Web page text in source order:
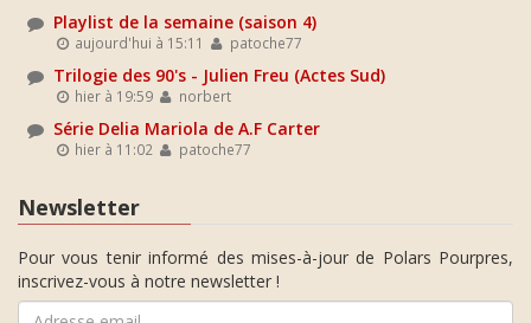
Playlist de la semaine (saison 4)
aujourd'hui à 15:11 patoche77
Trilogie des 90's - Julien Freu (Actes Sud)
hier à 19:59 norbert
Série Delia Mariola de A.F Carter
hier à 11:02 patoche77
Newsletter
Pour vous tenir informé des mises-à-jour de Polars Pourpres,
inscrivez-vous à notre newsletter !